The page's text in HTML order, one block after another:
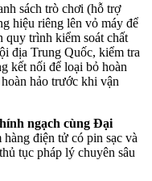
sách trò chơi (hỗ trợ
hiệu riêng lên vỏ máy để
quy trình kiểm soát chất
địa Trung Quốc, kiểm tra
kết nối để loại bỏ hoàn
hảo trước khi vận
ngạch cùng Đại
điện tử có pin sạc và
tục pháp lý chuyên sâu